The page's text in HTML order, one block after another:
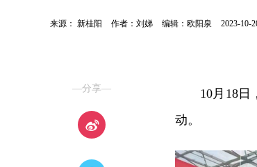
来源： 新桂阳 作者：刘娣 编辑：欧阳泉 2023-10-
—分享—
10月18
动。